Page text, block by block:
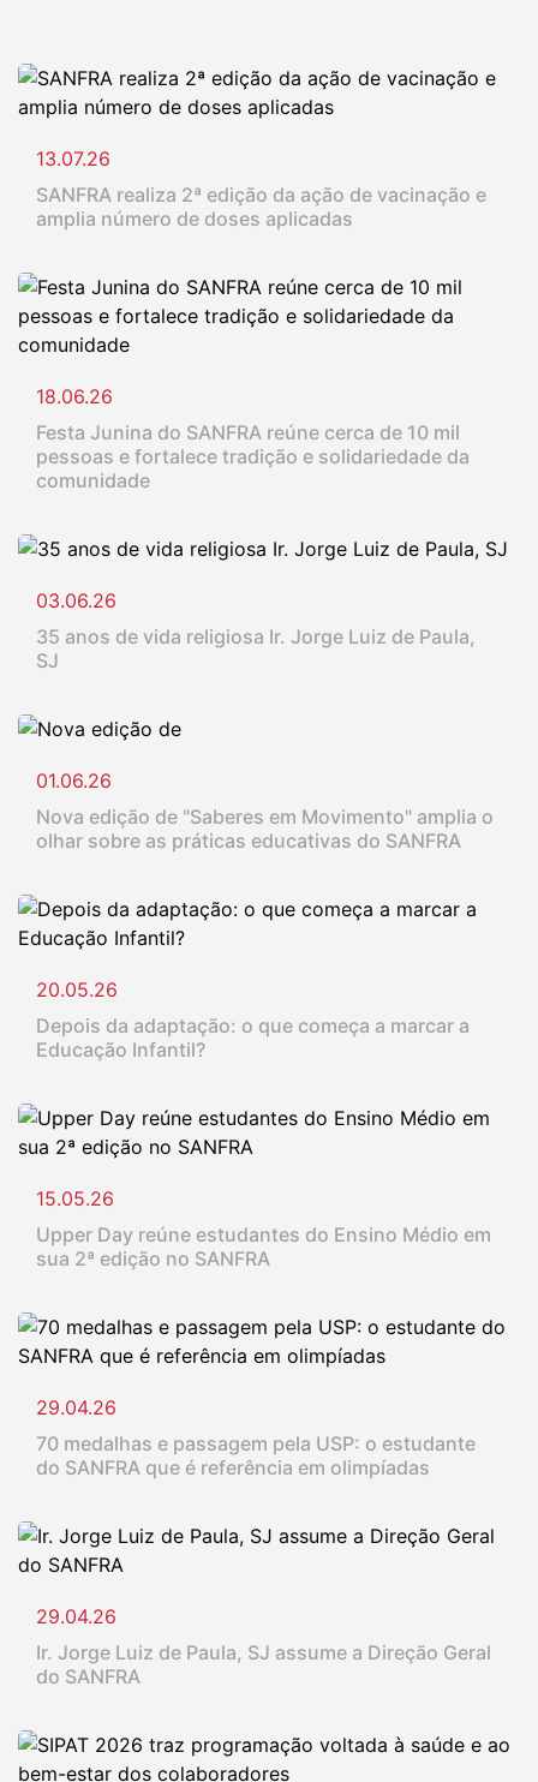
13.07.26
SANFRA realiza 2ª edição da ação de vacinação e
amplia número de doses aplicadas
18.06.26
Festa Junina do SANFRA reúne cerca de 10 mil
pessoas e fortalece tradição e solidariedade da
comunidade
03.06.26
35 anos de vida religiosa Ir. Jorge Luiz de Paula,
SJ
01.06.26
Nova edição de "Saberes em Movimento" amplia o
olhar sobre as práticas educativas do SANFRA
20.05.26
Depois da adaptação: o que começa a marcar a
Educação Infantil?
15.05.26
Upper Day reúne estudantes do Ensino Médio em
sua 2ª edição no SANFRA
29.04.26
70 medalhas e passagem pela USP: o estudante
do SANFRA que é referência em olimpíadas
29.04.26
Ir. Jorge Luiz de Paula, SJ assume a Direção Geral
do SANFRA